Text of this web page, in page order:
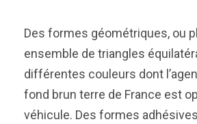
Des formes géométriques, ou
ensemble de triangles
différentes couleurs dont
fond brun terre de France est
véhicule. Des formes